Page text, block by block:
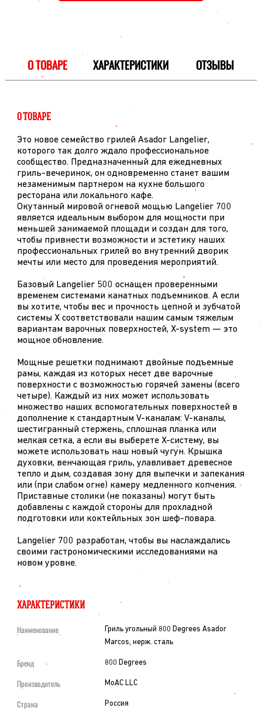
О ТОВАРЕ ХАРАКТЕРИСТИКИ ОТЗЫВЫ
О ТОВАРЕ
Это новое семейство грилей Asador Langelier,
которого так долго ждало профессиональное
сообщество. Предназначенный для ежедневных
гриль-вечеринок, он одновременно станет вашим
незаменимым партнером на кухне большого
ресторана или локального кафе.
Окутанный мировой огневой мощью Langelier 700
является идеальным выбором для мощности при
меньшей занимаемой площади и создан для того,
чтобы привнести возможности и эстетику наших
профессиональных грилей во внутренний дворик
мечты или место для проведения мероприятий.
Базовый Langelier 500 оснащен проверенными
временем системами канатных подъемников. А если
вы хотите, чтобы вес и прочность цепной и зубчатой
системы X соответствовали нашим самым тяжелым
вариантам варочных поверхностей, X-system — это
мощное обновление.
Мощные решетки поднимают двойные подъемные
рамы, каждая из которых несет две варочные
поверхности с возможностью горячей замены (всего
четыре). Каждый из них может использовать
множество наших вспомогательных поверхностей в
дополнение к стандартным V-каналам: V-каналы,
шестигранный стержень, сплошная планка или
мелкая сетка, а если вы выберете X-систему, вы
можете использовать наш новый чугун. Крышка
духовки, венчающая гриль, улавливает древесное
тепло и дым, создавая зону для выпечки и запекания
или (при слабом огне) камеру медленного копчения.
Приставные столики (не показаны) могут быть
добавлены с каждой стороны для прохладной
подготовки или коктейльных зон шеф-повара.
Langelier 700 разработан, чтобы вы наслаждались
своими гастрономическими исследованиями на
новом уровне.
ХАРАКТЕРИСТИКИ
Наименование
Гриль угольный 800 Degrees Asador
Marcos, нерж. сталь
Бренд 800 Degrees
Производитель MoAC LLC
Страна Россия